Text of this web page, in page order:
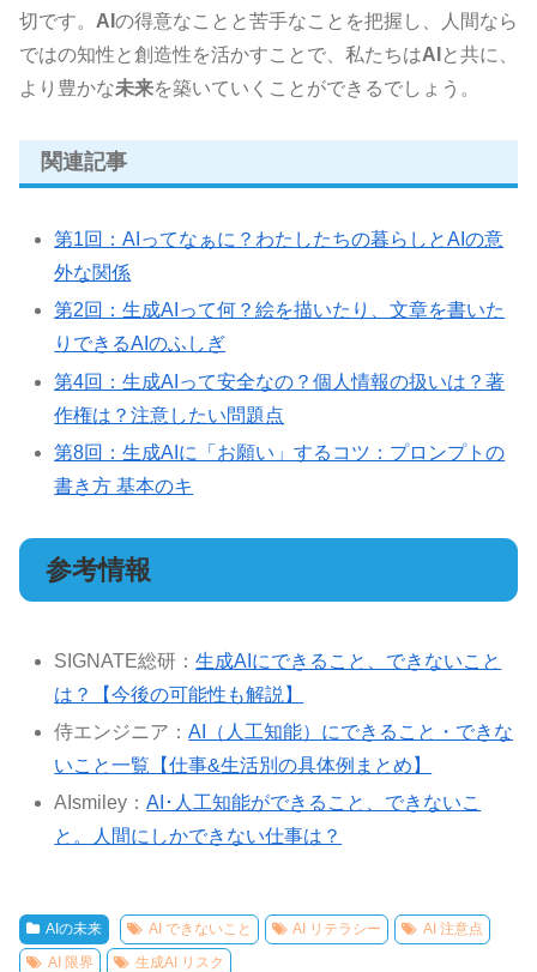
切です。 AI の得意なことと苦手なことを把握し、人間なら
ではの知性と創造性を活かすことで、私たちはAI と共に、
より豊かな未来を築いていくことができるでしょう。
関連記事
第1回：AIってなぁに？わたしたちの暮らしとAIの意
外な関係
第2回：生成AIって何？絵を描いたり、文章を書いた
りできるAIのふしぎ
第4回：生成AIって安全なの？個人情報の扱いは？著
作権は？注意したい問題点
第8回：生成AIに「お願い」するコツ：プロンプトの
書き方 基本のキ
参考情報
SIGNATE総研：生成AIにできること、できないこと
は？【今後の可能性も解説】
侍エンジニア：AI（人工知能）にできること・できな
いこと一覧【仕事&生活別の具体例まとめ】
AIsmiley：AI･人工知能ができること、できないこ
と。人間にしかできない仕事は？
AIの未来 AI できないこと AI リテラシー
AI 注意点
AI 限界
生成AI リスク